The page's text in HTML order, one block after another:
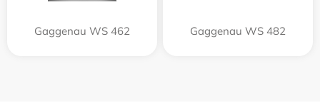
Gaggenau WS 462 Gaggenau WS 482